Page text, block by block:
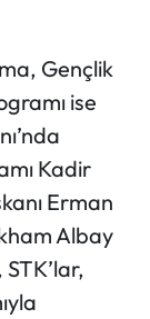
Gençlik
ise
Kadir
Erman
Albay